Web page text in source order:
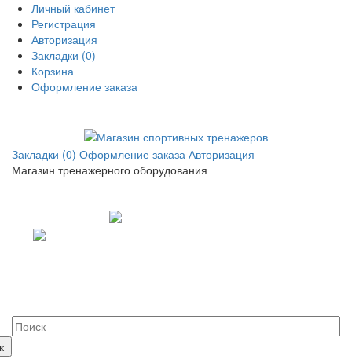
Личный кабинет
Регистрация
Авторизация
Закладки (0)
Корзина
Оформление заказа
Закладки (0) Оформление заказа Авторизация
Магазин тренажерного оборудования